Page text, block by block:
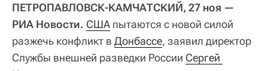
ПЕТРОПАВЛОВСК-КАМЧАТСКИЙ, 27 ноя —
РИА Новости. США пытаются с новой силой
разжечь конфликт в Донбассе, заявил директор
Службы внешней разведки России Сергей